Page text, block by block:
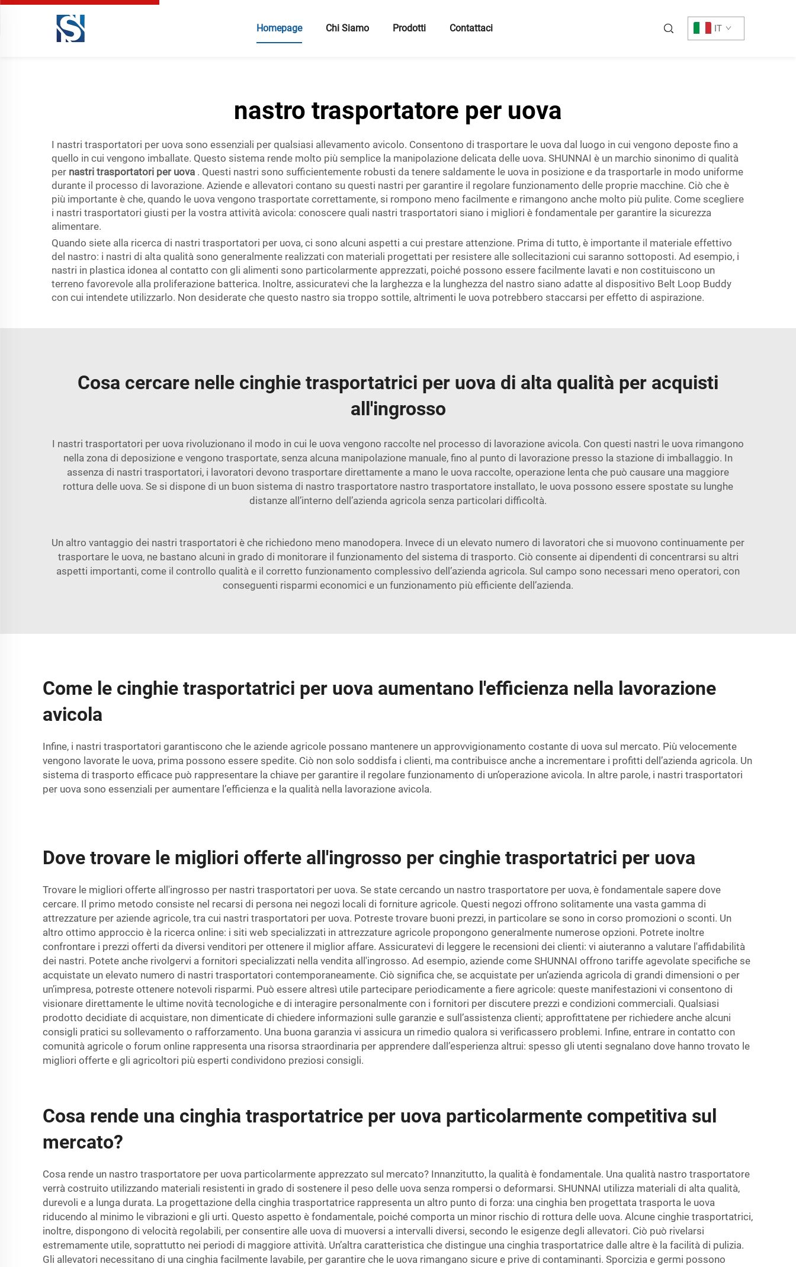
Homepage Chi Siamo Prodotti Contattaci IT
nastro trasportatore per uova
I nastri trasportatori per uova sono essenziali per qualsiasi allevamento avicolo. Consentono di trasportare le uova dal luogo in cui vengono deposte fino a
quello in cui vengono imballate. Questo sistema rende molto più semplice la manipolazione delicata delle uova. SHUNNAI è un marchio sinonimo di qualità
per nastri trasportatori per uova . Questi nastri sono sufficientemente robusti da tenere saldamente le uova in posizione e da trasportarle in modo uniforme
durante il processo di lavorazione. Aziende e allevatori contano su questi nastri per garantire il regolare funzionamento delle proprie macchine. Ciò che è
più importante è che, quando le uova vengono trasportate correttamente, si rompono meno facilmente e rimangono anche molto più pulite. Come scegliere
i nastri trasportatori giusti per la vostra attività avicola: conoscere quali nastri trasportatori siano i migliori è fondamentale per garantire la sicurezza
alimentare.
Quando siete alla ricerca di nastri trasportatori per uova, ci sono alcuni aspetti a cui prestare attenzione. Prima di tutto, è importante il materiale effettivo
del nastro: i nastri di alta qualità sono generalmente realizzati con materiali progettati per resistere alle sollecitazioni cui saranno sottoposti. Ad esempio, i
nastri in plastica idonea al contatto con gli alimenti sono particolarmente apprezzati, poiché possono essere facilmente lavati e non costituiscono un
terreno favorevole alla proliferazione batterica. Inoltre, assicuratevi che la larghezza e la lunghezza del nastro siano adatte al dispositivo Belt Loop Buddy
con cui intendete utilizzarlo. Non desiderate che questo nastro sia troppo sottile, altrimenti le uova potrebbero staccarsi per effetto di aspirazione.
Cosa cercare nelle cinghie trasportatrici per uova di alta qualità per acquisti
all'ingrosso
I nastri trasportatori per uova rivoluzionano il modo in cui le uova vengono raccolte nel processo di lavorazione avicola. Con questi nastri le uova rimangono
nella zona di deposizione e vengono trasportate, senza alcuna manipolazione manuale, fino al punto di lavorazione presso la stazione di imballaggio. In
assenza di nastri trasportatori, i lavoratori devono trasportare direttamente a mano le uova raccolte, operazione lenta che può causare una maggiore
rottura delle uova. Se si dispone di un buon sistema di nastro trasportatore nastro trasportatore installato, le uova possono essere spostate su lunghe
distanze all’interno dell’azienda agricola senza particolari difficoltà.
Un altro vantaggio dei nastri trasportatori è che richiedono meno manodopera. Invece di un elevato numero di lavoratori che si muovono continuamente per
trasportare le uova, ne bastano alcuni in grado di monitorare il funzionamento del sistema di trasporto. Ciò consente ai dipendenti di concentrarsi su altri
aspetti importanti, come il controllo qualità e il corretto funzionamento complessivo dell’azienda agricola. Sul campo sono necessari meno operatori, con
conseguenti risparmi economici e un funzionamento più efficiente dell’azienda.
Come le cinghie trasportatrici per uova aumentano l'efficienza nella lavorazione
avicola
Infine, i nastri trasportatori garantiscono che le aziende agricole possano mantenere un approvvigionamento costante di uova sul mercato. Più velocemente
vengono lavorate le uova, prima possono essere spedite. Ciò non solo soddisfa i clienti, ma contribuisce anche a incrementare i profitti dell’azienda agricola. Un
sistema di trasporto efficace può rappresentare la chiave per garantire il regolare funzionamento di un’operazione avicola. In altre parole, i nastri trasportatori
per uova sono essenziali per aumentare l’efficienza e la qualità nella lavorazione avicola.
Dove trovare le migliori offerte all'ingrosso per cinghie trasportatrici per uova
Trovare le migliori offerte all'ingrosso per nastri trasportatori per uova. Se state cercando un nastro trasportatore per uova, è fondamentale sapere dove
cercare. Il primo metodo consiste nel recarsi di persona nei negozi locali di forniture agricole. Questi negozi offrono solitamente una vasta gamma di
attrezzature per aziende agricole, tra cui nastri trasportatori per uova. Potreste trovare buoni prezzi, in particolare se sono in corso promozioni o sconti. Un
altro ottimo approccio è la ricerca online: i siti web specializzati in attrezzature agricole propongono generalmente numerose opzioni. Potrete inoltre
confrontare i prezzi offerti da diversi venditori per ottenere il miglior affare. Assicuratevi di leggere le recensioni dei clienti: vi aiuteranno a valutare l'affidabilità
dei nastri. Potete anche rivolgervi a fornitori specializzati nella vendita all'ingrosso. Ad esempio, aziende come SHUNNAI offrono tariffe agevolate specifiche se
acquistate un elevato numero di nastri trasportatori contemporaneamente. Ciò significa che, se acquistate per un’azienda agricola di grandi dimensioni o per
un’impresa, potreste ottenere notevoli risparmi. Può essere altresì utile partecipare periodicamente a fiere agricole: queste manifestazioni vi consentono di
visionare direttamente le ultime novità tecnologiche e di interagire personalmente con i fornitori per discutere prezzi e condizioni commerciali. Qualsiasi
prodotto decidiate di acquistare, non dimenticate di chiedere informazioni sulle garanzie e sull’assistenza clienti; approfittatene per richiedere anche alcuni
consigli pratici su sollevamento o rafforzamento. Una buona garanzia vi assicura un rimedio qualora si verificassero problemi. Infine, entrare in contatto con
comunità agricole o forum online rappresenta una risorsa straordinaria per apprendere dall’esperienza altrui: spesso gli utenti segnalano dove hanno trovato le
migliori offerte e gli agricoltori più esperti condividono preziosi consigli.
Cosa rende una cinghia trasportatrice per uova particolarmente competitiva sul
mercato?
Cosa rende un nastro trasportatore per uova particolarmente apprezzato sul mercato? Innanzitutto, la qualità è fondamentale. Una qualità nastro trasportatore
verrà costruito utilizzando materiali resistenti in grado di sostenere il peso delle uova senza rompersi o deformarsi. SHUNNAI utilizza materiali di alta qualità,
durevoli e a lunga durata. La progettazione della cinghia trasportatrice rappresenta un altro punto di forza: una cinghia ben progettata trasporta le uova
riducendo al minimo le vibrazioni e gli urti. Questo aspetto è fondamentale, poiché comporta un minor rischio di rottura delle uova. Alcune cinghie trasportatrici,
inoltre, dispongono di velocità regolabili, per consentire alle uova di muoversi a intervalli diversi, secondo le esigenze degli allevatori. Ciò può rivelarsi
estremamente utile, soprattutto nei periodi di maggiore attività. Un’altra caratteristica che distingue una cinghia trasportatrice dalle altre è la facilità di pulizia.
Gli allevatori necessitano di una cinghia facilmente lavabile, per garantire che le uova rimangano sicure e prive di contaminanti. Sporcizia e germi possono